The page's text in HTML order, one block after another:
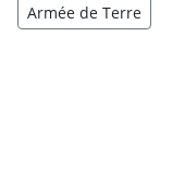
Armée de Terre